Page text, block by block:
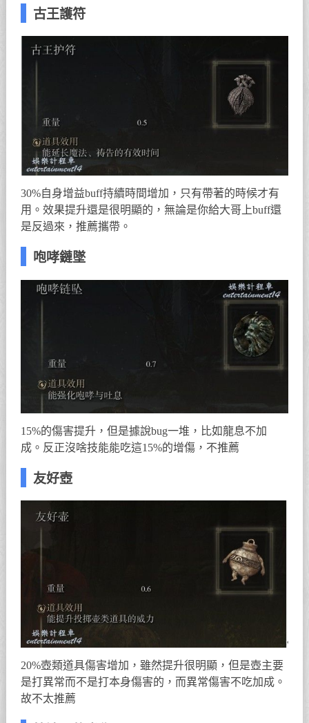
古王護符
30%自身增益buff持續時間增加，只有帶著的時候才有
用。效果提升還是很明顯的，無論是你給大哥上buff還
是反過來，推薦攜帶。
咆哮鏈墜
15%的傷害提升，但是據說bug一堆，比如龍息不加
成。反正沒啥技能能吃這15%的增傷，不推薦
友好壺
20%壺類道具傷害增加，雖然提升很明顯，但是壺主要
是打異常而不是打本身傷害的，而異常傷害不吃加成。
故不太推薦